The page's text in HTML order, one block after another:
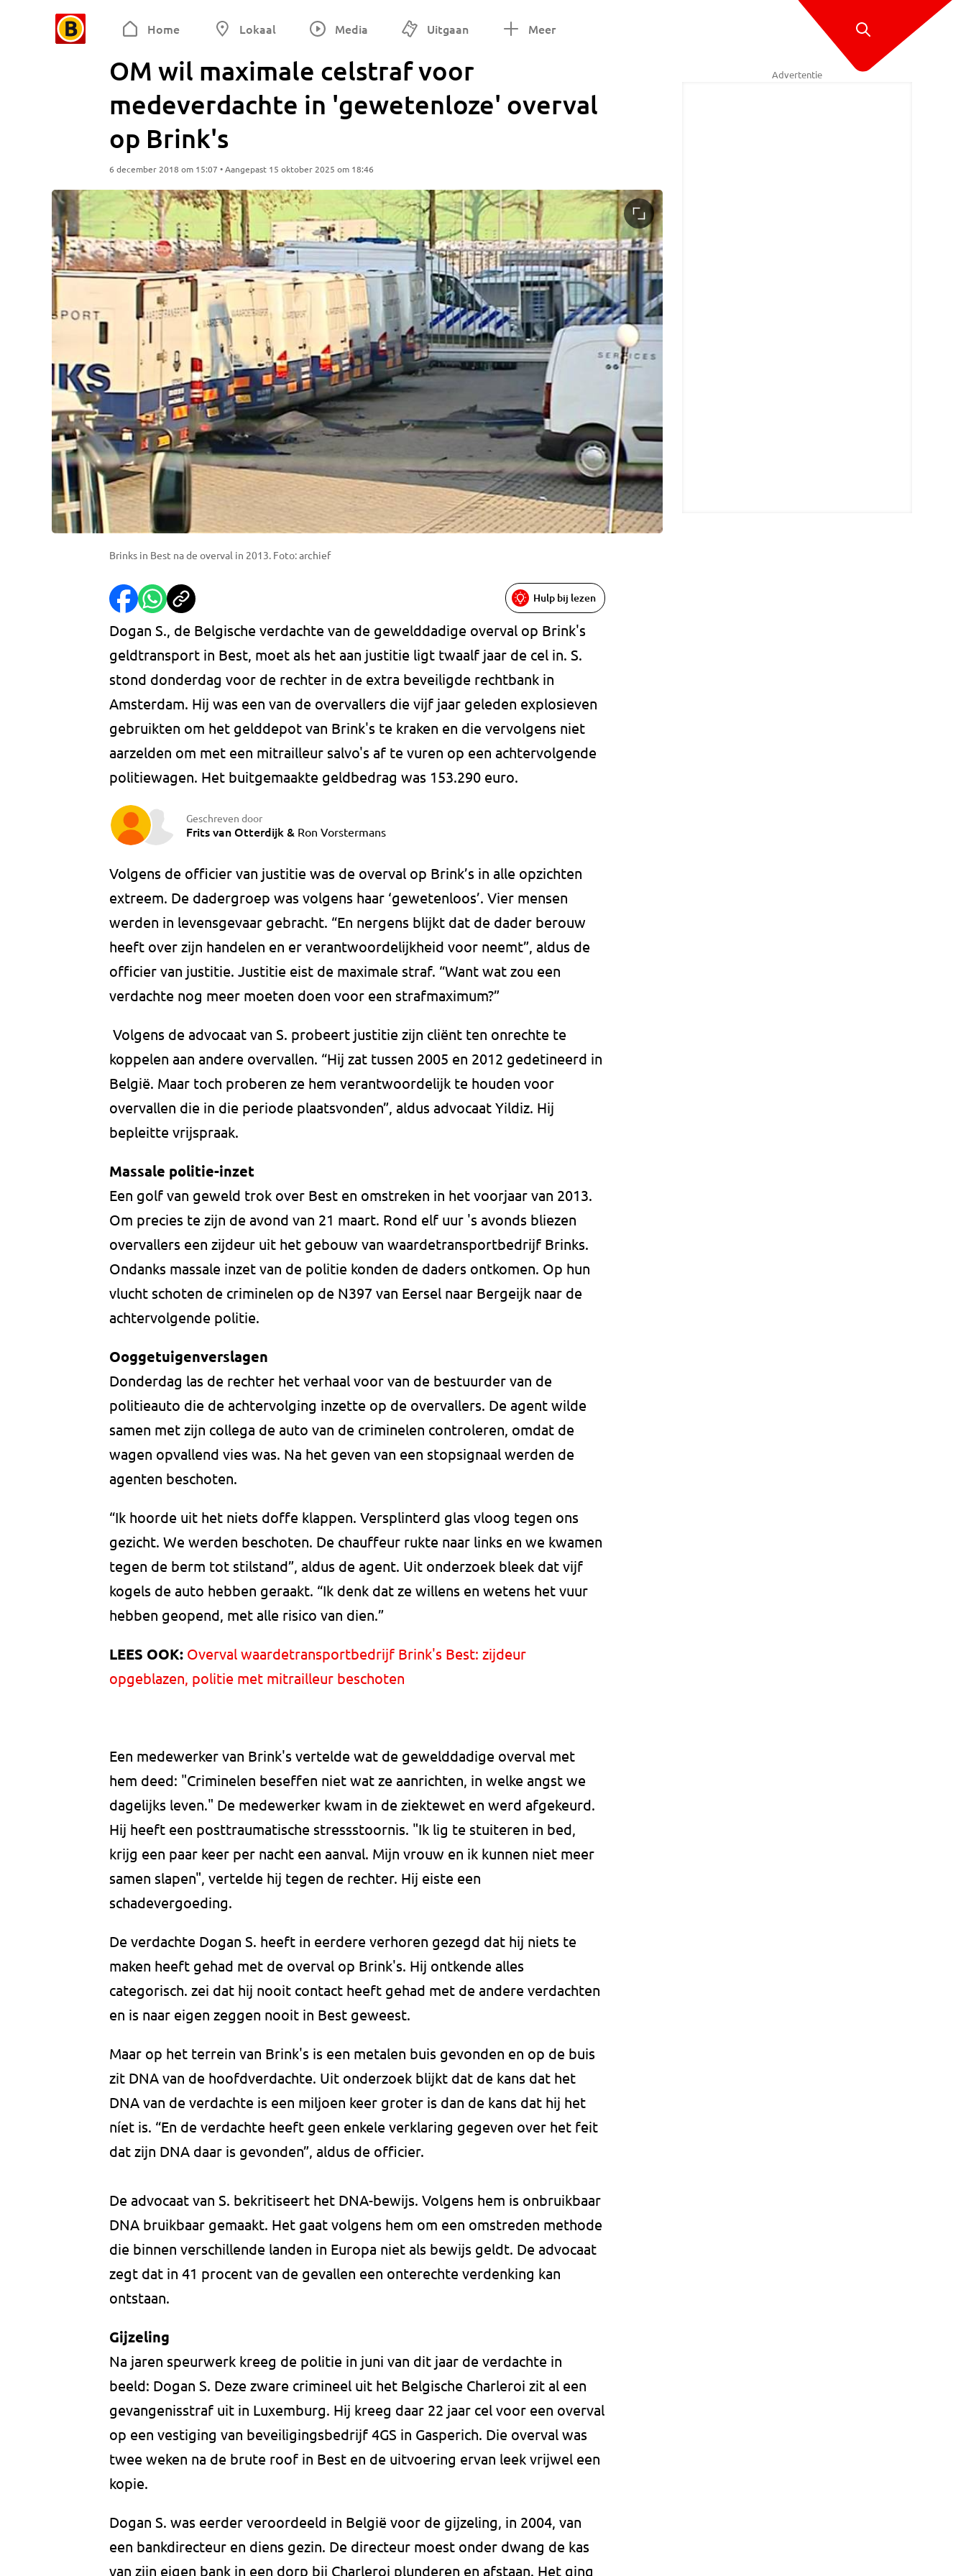
Home Lokaal Media Uitgaan Meer
OM wil maximale celstraf voor
medeverdachte in 'gewetenloze' overval
op Brink's
6 december 2018 om 15:07 • Aangepast 15 oktober 2025 om 18:46
Brinks in Best na de overval in 2013. Foto: archief
Hulp bij lezen
Dogan S., de Belgische verdachte van de gewelddadige overval op Brink's
geldtransport in Best, moet als het aan justitie ligt twaalf jaar de cel in. S.
stond donderdag voor de rechter in de extra beveiligde rechtbank in
Amsterdam. Hij was een van de overvallers die vijf jaar geleden explosieven
gebruikten om het gelddepot van Brink's te kraken en die vervolgens niet
aarzelden om met een mitrailleur salvo's af te vuren op een achtervolgende
politiewagen. Het buitgemaakte geldbedrag was 153.290 euro.
Geschreven door
Frits van Otterdijk& Ron Vorstermans
Volgens de officier van justitie was de overval op Brink’s in alle opzichten
extreem. De dadergroep was volgens haar ‘gewetenloos’. Vier mensen
werden in levensgevaar gebracht. “En nergens blijkt dat de dader berouw
heeft over zijn handelen en er verantwoordelijkheid voor neemt”, aldus de
officier van justitie. Justitie eist de maximale straf. “Want wat zou een
verdachte nog meer moeten doen voor een strafmaximum?”
Volgens de advocaat van S. probeert justitie zijn cliënt ten onrechte te
koppelen aan andere overvallen. “Hij zat tussen 2005 en 2012 gedetineerd in
België. Maar toch proberen ze hem verantwoordelijk te houden voor
overvallen die in die periode plaatsvonden”, aldus advocaat Yildiz. Hij
bepleitte vrijspraak.
Massale politie-inzet
Een golf van geweld trok over Best en omstreken in het voorjaar van 2013.
Om precies te zijn de avond van 21 maart. Rond elf uur 's avonds bliezen
overvallers een zijdeur uit het gebouw van waardetransportbedrijf Brinks.
Ondanks massale inzet van de politie konden de daders ontkomen. Op hun
vlucht schoten de criminelen op de N397 van Eersel naar Bergeijk naar de
achtervolgende politie.
Ooggetuigenverslagen
Donderdag las de rechter het verhaal voor van de bestuurder van de
politieauto die de achtervolging inzette op de overvallers. De agent wilde
samen met zijn collega de auto van de criminelen controleren, omdat de
wagen opvallend vies was. Na het geven van een stopsignaal werden de
agenten beschoten.
“Ik hoorde uit het niets doffe klappen. Versplinterd glas vloog tegen ons
gezicht. We werden beschoten. De chauffeur rukte naar links en we kwamen
tegen de berm tot stilstand”, aldus de agent. Uit onderzoek bleek dat vijf
kogels de auto hebben geraakt. “Ik denk dat ze willens en wetens het vuur
hebben geopend, met alle risico van dien.”
LEES OOK: Overval waardetransportbedrijf Brink's Best: zijdeur
opgeblazen, politie met mitrailleur beschoten
Een medewerker van Brink's vertelde wat de gewelddadige overval met
hem deed: "Criminelen beseffen niet wat ze aanrichten, in welke angst we
dagelijks leven." De medewerker kwam in de ziektewet en werd afgekeurd.
Hij heeft een posttraumatische stressstoornis. "Ik lig te stuiteren in bed,
krijg een paar keer per nacht een aanval. Mijn vrouw en ik kunnen niet meer
samen slapen", vertelde hij tegen de rechter. Hij eiste een
schadevergoeding.
De verdachte Dogan S. heeft in eerdere verhoren gezegd dat hij niets te
maken heeft gehad met de overval op Brink's. Hij ontkende alles
categorisch. zei dat hij nooit contact heeft gehad met de andere verdachten
en is naar eigen zeggen nooit in Best geweest.
Maar op het terrein van Brink's is een metalen buis gevonden en op de buis
zit DNA van de hoofdverdachte. Uit onderzoek blijkt dat de kans dat het
DNA van de verdachte is een miljoen keer groter is dan de kans dat hij het
níet is. “En de verdachte heeft geen enkele verklaring gegeven over het feit
dat zijn DNA daar is gevonden”, aldus de officier.
De advocaat van S. bekritiseert het DNA-bewijs. Volgens hem is onbruikbaar
DNA bruikbaar gemaakt. Het gaat volgens hem om een omstreden methode
die binnen verschillende landen in Europa niet als bewijs geldt. De advocaat
zegt dat in 41 procent van de gevallen een onterechte verdenking kan
ontstaan.
Gijzeling
Na jaren speurwerk kreeg de politie in juni van dit jaar de verdachte in
beeld: Dogan S. Deze zware crimineel uit het Belgische Charleroi zit al een
gevangenisstraf uit in Luxemburg. Hij kreeg daar 22 jaar cel voor een overval
op een vestiging van beveiligingsbedrijf 4GS in Gasperich. Die overval was
twee weken na de brute roof in Best en de uitvoering ervan leek vrijwel een
kopie.
Dogan S. was eerder veroordeeld in België voor de gijzeling, in 2004, van
een bankdirecteur en diens gezin. De directeur moest onder dwang de kas
van zijn eigen bank in een dorp bij Charleroi plunderen en afstaan. Het ging
Advertentie